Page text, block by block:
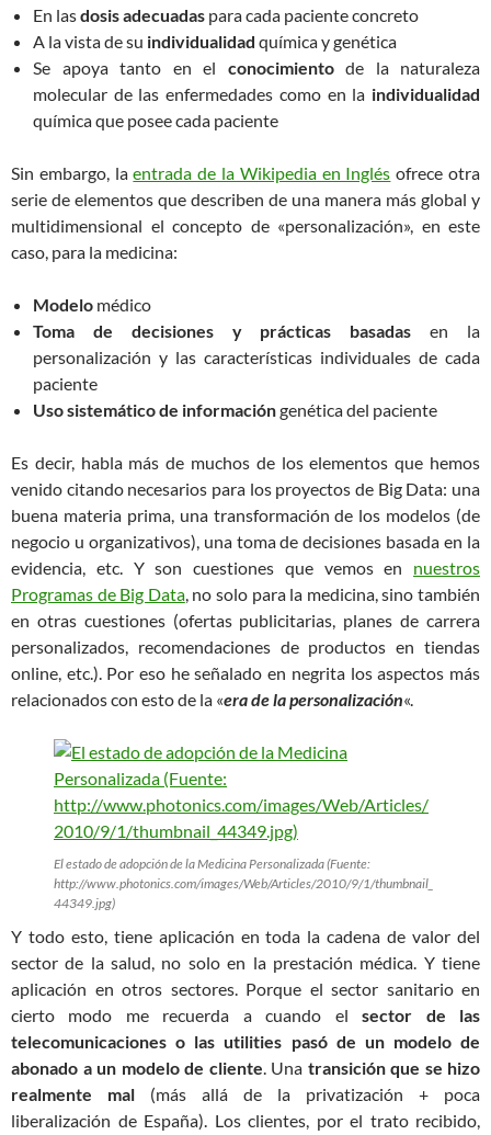
En lasdosis adecuadas para cada paciente concreto
A la vista de su individualidad química y genética
Se apoya tanto en el conocimientode la naturaleza
molecular de las enfermedades como en la individualidad
química que posee cada paciente
Sin embargo, laentrada de la Wikipedia en Inglés ofrece otra
serie de elementos que describen de una manera más global y
multidimensional el concepto de «personalización», en este
caso, para la medicina:
Modelo médico
Toma de decisiones y prácticas basadas en la
personalización y las características individuales de cada
paciente
Uso sistemático de informacióngenética del paciente
Es decir, habla más de muchos de los elementos que hemos
venido citando necesarios para los proyectos de Big Data: una
buena materia prima, una transformación de los modelos (de
negocio u organizativos), una toma de decisiones basada en la
evidencia, etc. Y son cuestiones que vemos en nuestros
Programas de Big Data, no solo para la medicina, sino también
en otras cuestiones (ofertas publicitarias, planes de carrera
personalizados, recomendaciones de productos en tiendas
online, etc.). Por eso he señalado en negrita los aspectos más
relacionados con esto de la «era de la personalización«.
El estado de adopción de la Medicina Personalizada (Fuente:
http://www.photonics.com/images/Web/Articles/2010/9/1/thumbnail_
44349.jpg)
Y todo esto, tiene aplicación en toda la cadena de valor del
sector de la salud, no solo en la prestación médica. Y tiene
aplicación en otros sectores. Porque el sector sanitario en
cierto modo me recuerda a cuando elsector de las
telecomunicaciones o las utilities pasó de un modelo de
abonado a un modelo de cliente. Una transición que se hizo
realmente mal (más allá de la privatización + poca
liberalización de España). Los clientes, por el trato recibido,